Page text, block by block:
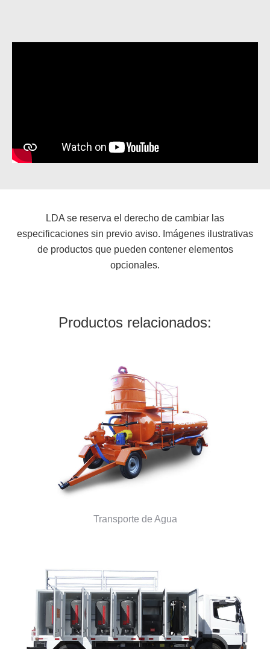
LDA se reserva el derecho de cambiar las
especificaciones sin previo aviso. Imágenes ilustrativas
de productos que pueden contener elementos
opcionales.
Productos relacionados:
Transporte de Agua